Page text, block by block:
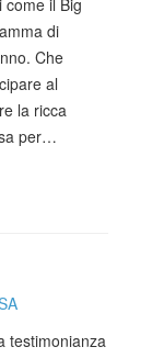
il Big
di
Che
al
la ricca
per…
testimonianza